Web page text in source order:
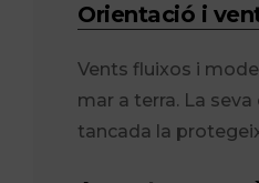
Orientació i
Vents fluixos i
mar a terra. La
tancada la